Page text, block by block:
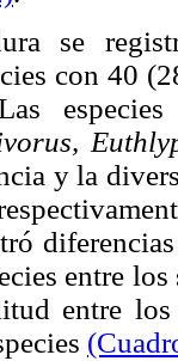
se
con 40
y la
entre
entre